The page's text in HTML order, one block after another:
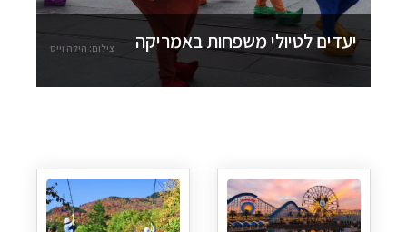
יעדים לטיולי משפחות באמריקה צילום: הילה וייס